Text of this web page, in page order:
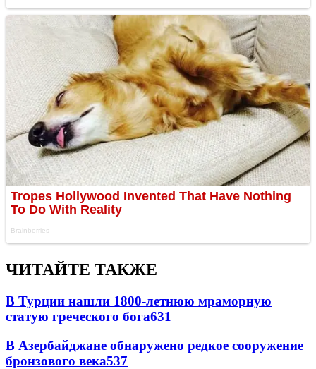
ЧИТАЙТЕ ТАКЖЕ
В Турции нашли 1800-летнюю мраморную
статую греческого бога631
В Азербайджане обнаружено редкое сооружение
бронзового века537